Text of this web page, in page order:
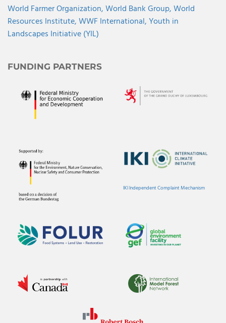
World Farmer Organization,World Bank Group,World
Resources Institute,WWF International,Youth in
Landscapes Initiative (YIL)
FUNDING PARTNERS
IKI Independent Complaint Mechanism